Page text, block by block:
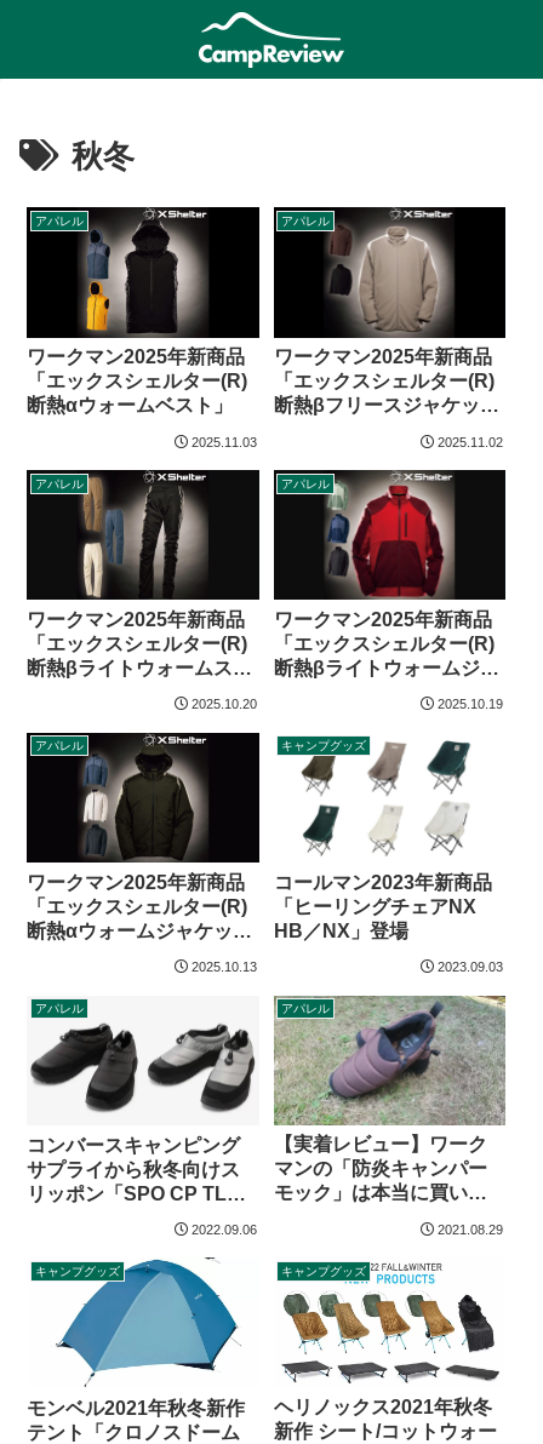
秋冬
アパレル
ワークマン2025年新商品
「エックスシェルター(R)
断熱αウォームベスト」
2025.11.03
アパレル
ワークマン2025年新商品
「エックスシェルター(R)
断熱βフリースジャケッ
2025.11.02
アパレル
ワークマン2025年新商品
「エックスシェルター(R)
断熱βライトウォームスト
2025.10.20
アパレル
ワークマン2025年新商品
「エックスシェルター(R)
断熱βライトウォームジャ
2025.10.19
アパレル
ワークマン2025年新商品
「エックスシェルター(R)
断熱αウォームジャケッ
2025.10.13
キャンプグッズ
コールマン2023年新商品
「ヒーリングチェアNX
HB／NX」登場
2023.09.03
アパレル
コンバースキャンピング
サプライから秋冬向けス
リッポン「SPO CP TL」
2022.09.06
アパレル
【実着レビュー】ワーク
マンの「防炎キャンパー
モック」は本当に買い
2021.08.29
キャンプグッズ
モンベル2021年秋冬新作
テント「クロノスドーム
キャンプグッズ
ヘリノックス2021年秋冬
新作 シート/コットウォー